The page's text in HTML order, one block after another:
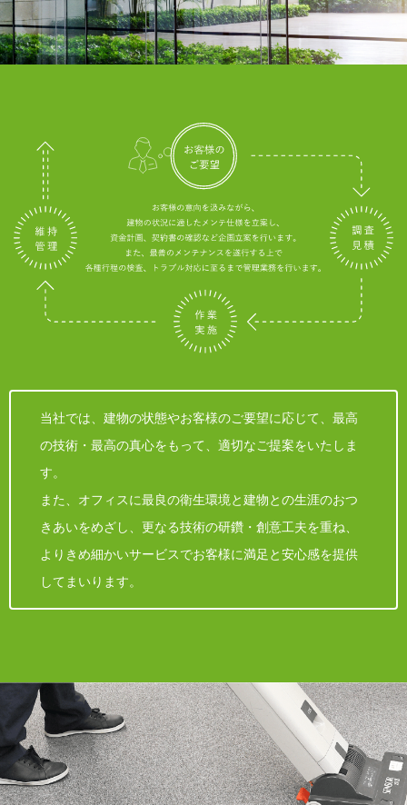
当社では、建物の状態やお客様のご要望に応じて、最高
の技術・最高の真心をもって、適切なご提案をいたしま
す。
また、オフィスに最良の衛生環境と建物との生涯のおつ
きあいをめざし、更なる技術の研鑽・創意工夫を重ね、
よりきめ細かいサービスでお客様に満足と安心感を提供
してまいります。